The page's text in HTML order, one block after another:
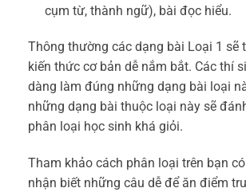
cụm từ, thành ngữ), bài đọc hiểu.
Thông thường các dạng bài Loại 1 sẽ
kiến thức cơ bản dễ nắm bắt. Các thí
dàng làm đúng những dạng bài loại
những dạng bài thuộc loại này sẽ
phân loại học sinh khá giỏi.
Tham khảo cách phân loại trên bạn
nhận biết những câu dễ để ăn điểm